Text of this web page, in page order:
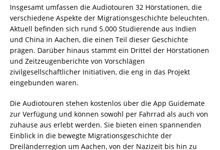
Insgesamt umfassen die Audiotouren 32 Hörstationen, die
verschiedene Aspekte der Migrationsgeschichte beleuchten.
Aktuell befinden sich rund 5.000 Studierende aus Indien
und China in Aachen, die einen Teil dieser Geschichte
prägen. Darüber hinaus stammt ein Drittel der Hörstationen
und Zeitzeugenberichte von Vorschlägen
zivilgesellschaftlicher Initiativen, die eng in das Projekt
eingebunden waren.
Die Audiotouren stehen kostenlos über die App Guidemate
zur Verfügung und können sowohl per Fahrrad als auch von
zuhause aus erlebt werden. Sie bieten einen spannenden
Einblick in die bewegte Migrationsgeschichte der
Dreiländerregion um Aachen, von der Nazizeit bis hin zu